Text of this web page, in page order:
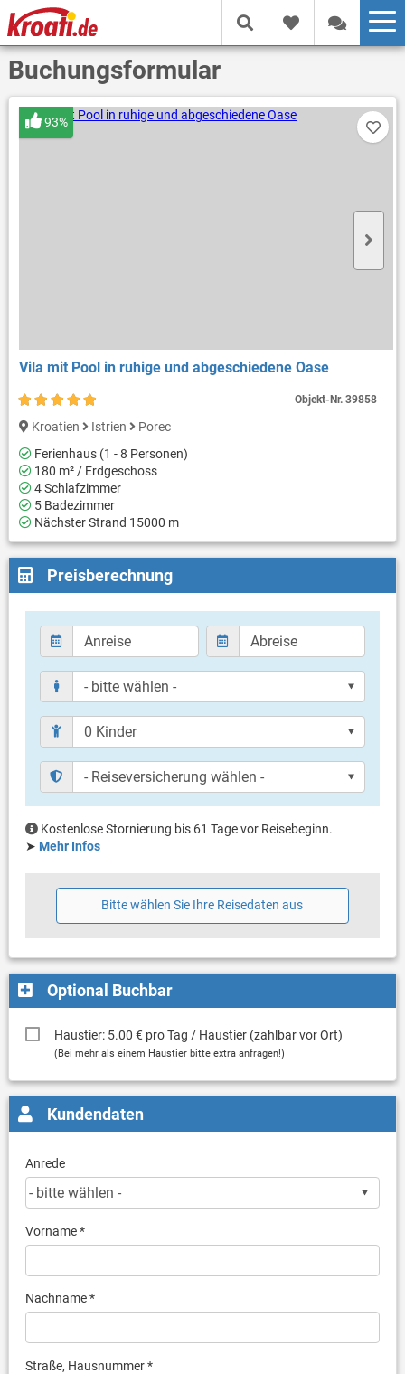
Buchungsformular
Vila mit Pool in ruhige und abgeschiedene Oase
93%
Kroatien Istrien
Porec
Ferienhaus (1 - 8 Personen)
180 m² / Erdgeschoss
4 Schlafzimmer
5 Badezimmer
Nächster Strand 15000 m
Objekt-Nr. 39858
Preisberechnung
Kostenlose Stornierung bis 61 Tage vor Reisebeginn.
➤ Mehr Infos
Bitte wählen Sie Ihre Reisedaten aus
Optional Buchbar
Haustier: 5.00 € pro Tag / Haustier (zahlbar vor Ort)
(Bei mehr als einem Haustier bitte extra anfragen!)
Kundendaten
Anrede
Vorname *
Nachname *
Straße, Hausnummer *